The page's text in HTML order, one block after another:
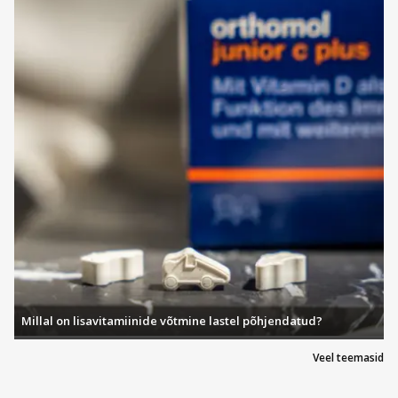
Milliseid tooteid Sesderma pakub
Tänu eriti laiale toodete valikule võib iga klient olla kindel, et leiab
enda vajadustele sobiva toote. Saadaval on erinevat sorti
dušigeele, mis aitavad puhastada ja värskendada nahka päevasest
saastest, samuti on tootevalikus olemas epilatsiooni ja raseerimise
tooteid, mis on asendamatu abi karvaeemaldusel. Samuti on
saadaval nahka niisutavad ja toitvad kehakreemid, mida on tänu
kiirele imendumisele mugav ja lihtne nahale kanda. Esindatud on ka
kõõmavastased tooted neile, kellel esineb kõõmaprobleem ja
soovivad sellel leida efektiivse lahenduse. Näonaha eest
hoolitsemiseks on valikus olemas kreemid vananevale näonahale,
päikesekaitse tooted, seerumid, eliksiirid ja õlid näonaha mõnusaks
kosutamiseks. Et nahka rikkalikult toita on selleks saadaval
näokreemid, silmakreemid, koorijad ja näomaskid.
Miks valida Sesderma tooted
Sesderma kaubamärk sobib inimesele, kes mõistab, et kasutades
naha eest hoolitsemiseks kvaliteetse kaubamärgi tooteid suudab
Veel teemasid
Millal on lisavitamiinide võtmine lastel põhjendatud?